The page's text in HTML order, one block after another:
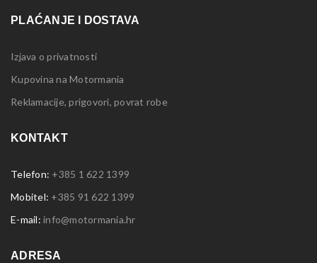
PLAĆANJE I DOSTAVA
Izjava o privatnosti
Kupovina na Motormania
Reklamacije, prigovori, povrat robe
KONTAKT
Telefon: +385 1 622 1399
Mobitel: +385 91 622 1399
E-mail: info@motormania.hr
ADRESA